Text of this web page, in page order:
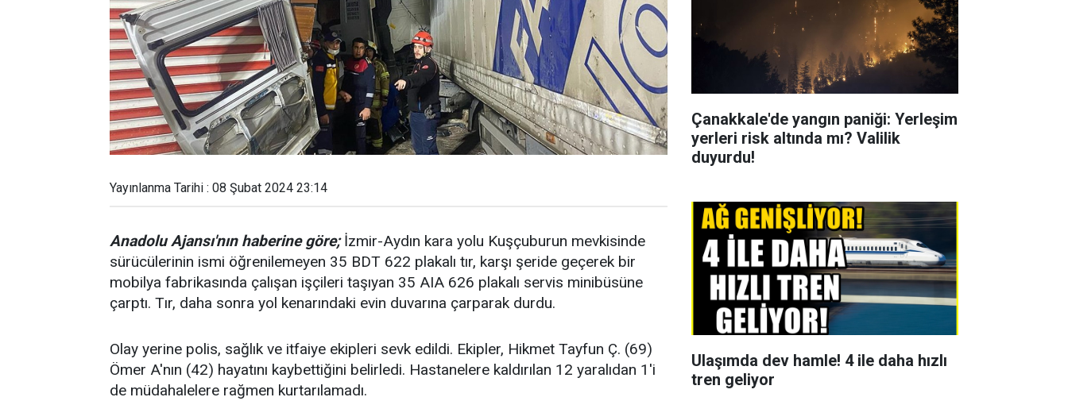
Yayınlanma Tarihi : 08 Şubat 2024 23:14
Anadolu Ajansı'nın haberine göre;İzmir-Aydın kara yolu Kuşçuburun mevkisinde
sürücülerinin ismi öğrenilemeyen 35 BDT 622 plakalı tır, karşı şeride geçerek bir
mobilya fabrikasında çalışan işçileri taşıyan 35 AIA 626 plakalı servis minibüsüne
çarptı. Tır, daha sonra yol kenarındaki evin duvarına çarparak durdu.
Olay yerine polis, sağlık ve itfaiye ekipleri sevk edildi. Ekipler, Hikmet Tayfun Ç. (69)
Ömer A'nın (42) hayatını kaybettiğini belirledi. Hastanelere kaldırılan 12 yaralıdan 1'i
de müdahalelere rağmen kurtarılamadı.
Çanakkale'de yangın paniği: Yerleşim
yerleri risk altında mı? Valilik
duyurdu!
Ulaşımda dev hamle! 4 ile daha hızlı
tren geliyor